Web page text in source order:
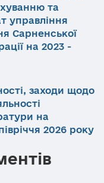
та
управління
Сарненської
на 2023 -
заходи щодо
на
2026 року